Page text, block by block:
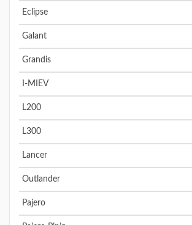
Eclipse
Galant
Grandis
I-MIEV
L200
L300
Lancer
Outlander
Pajero